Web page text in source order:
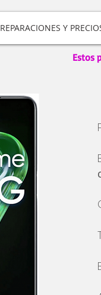
REPARACIONES Y
Estos